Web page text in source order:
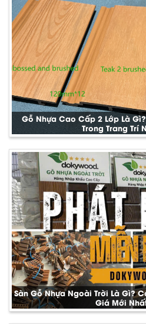
Gỗ Nhựa Cao Cấp 2 Lớp Là
Trong Trang Trí
Sàn Gỗ Nhựa Ngoài Trời Là Gì?
Giá Mới